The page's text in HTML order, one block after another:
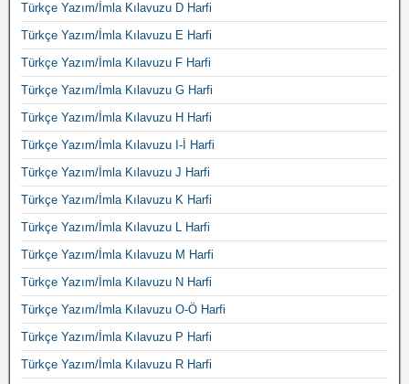
Türkçe Yazım/İmla Kılavuzu D Harfi
Türkçe Yazım/İmla Kılavuzu E Harfi
Türkçe Yazım/İmla Kılavuzu F Harfi
Türkçe Yazım/İmla Kılavuzu G Harfi
Türkçe Yazım/İmla Kılavuzu H Harfi
Türkçe Yazım/İmla Kılavuzu I-İ Harfi
Türkçe Yazım/İmla Kılavuzu J Harfi
Türkçe Yazım/İmla Kılavuzu K Harfi
Türkçe Yazım/İmla Kılavuzu L Harfi
Türkçe Yazım/İmla Kılavuzu M Harfi
Türkçe Yazım/İmla Kılavuzu N Harfi
Türkçe Yazım/İmla Kılavuzu O-Ö Harfi
Türkçe Yazım/İmla Kılavuzu P Harfi
Türkçe Yazım/İmla Kılavuzu R Harfi